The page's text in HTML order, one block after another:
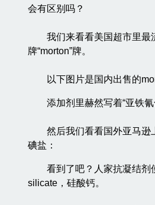
会有区别吗？
我们来看看美国超市里最
牌“morton”牌。
以下图片是国内出售的
添加剂里赫然写着“亚铁氰
然后我们看看国外亚马逊
碘盐：
看到了吧？人家抗凝结剂
silicate，硅酸钙。